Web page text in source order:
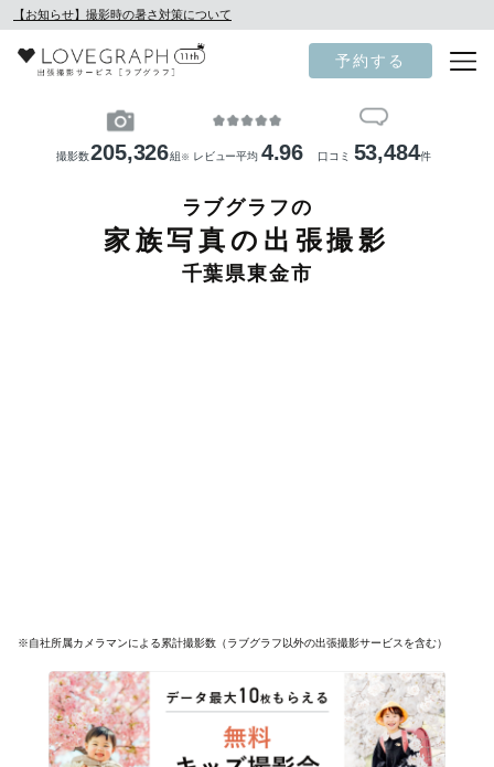
【お知らせ】撮影時の暑さ対策について
予約する
撮影数205,326組 ※ レビュー平均 4.96 口コミ 53,484件
ラブグラフの
家族写真の出張撮影
千葉県東金市
※自社所属カメラマンによる累計撮影数（ラブグラフ以外の出張撮影サービスを含む）